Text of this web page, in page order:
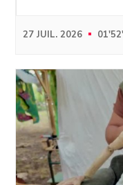
27 JUIL. 2026